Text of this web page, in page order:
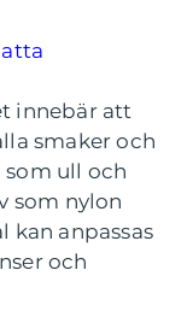
innebär att
smaker och
ull och
som nylon
kan anpassas
och